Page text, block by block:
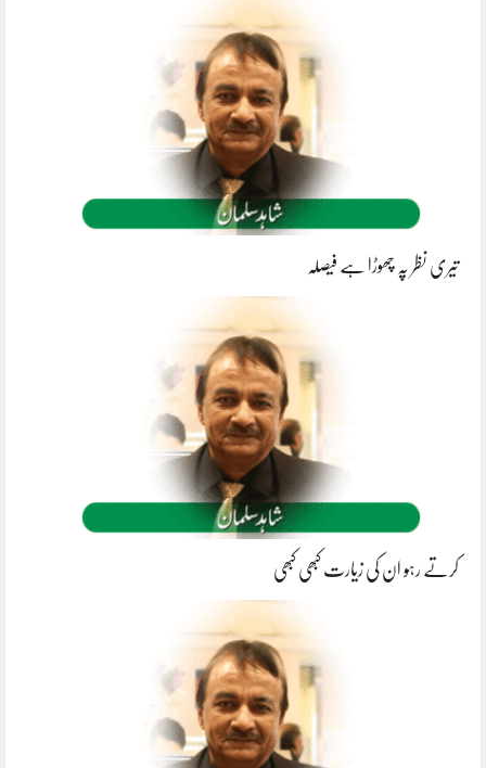
تیری نظر پہ چھوڑا ہے فیصلہ
کرتے رہو ان کی زیارت کبھی کبھی